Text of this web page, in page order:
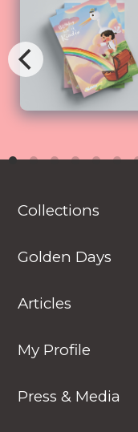
Collections
Golden Days
Articles
My Profile
Press & Media